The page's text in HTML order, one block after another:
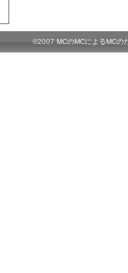
©2007 MCのMCによるMCの